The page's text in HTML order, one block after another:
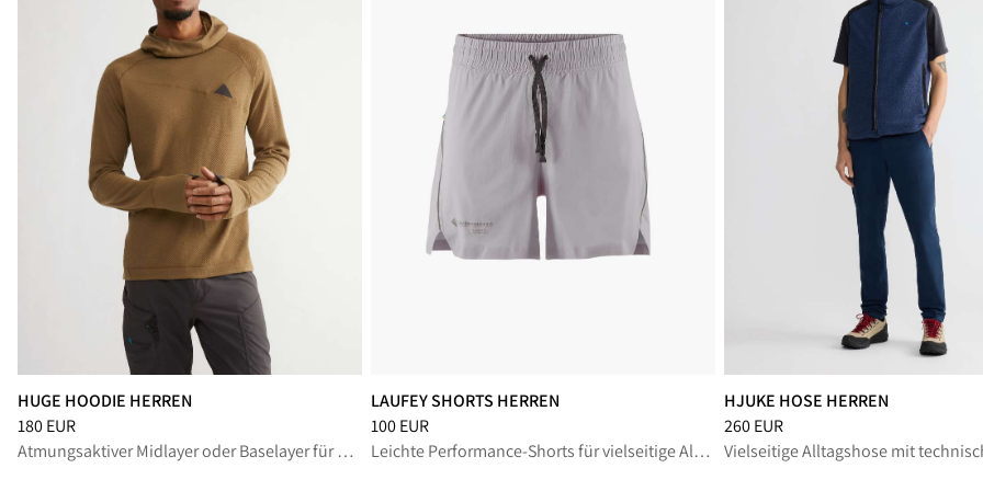
HUGE HOODIE HERREN
Preis:180 EUR, reduziert von 180 EUR
180 EUR
Atmungsaktiver Midlayer oder Baselayer für vielseitige Bergaktivitäten
LAUFEY SHORTS HERREN
Preis:100 EUR, reduziert von 100 EUR
100 EUR
Leichte Performance-Shorts für vielseitige All-Mountain-Einsätze
HJUKE HOSE HERREN
Preis:260 EUR, reduziert von 260 EUR
260 EUR